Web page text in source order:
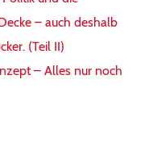
– auch deshalb
(Teil II)
– Alles nur noch